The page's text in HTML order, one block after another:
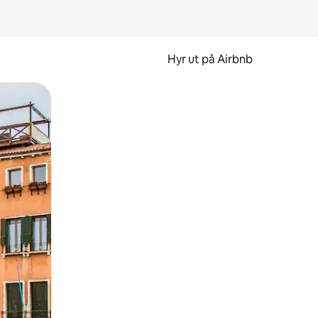
Hyr ut på Airbnb